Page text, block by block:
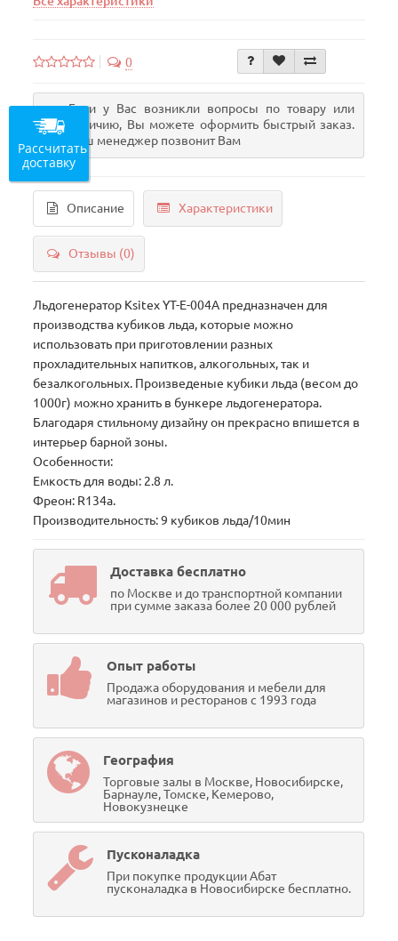
0
Если у Вас возникли вопросы по товару или
наличию, Вы можете оформить быстрый заказ.
Наш менеджер позвонит Вам
Описание Характеристики
Отзывы (0)
Льдогенератор Ksitex YT-E-004A предназначен для
производства кубиков льда, которые можно
использовать при приготовлении разных
прохладительных напитков, алкогольных, так и
безалкогольных. Произведеные кубики льда (весом до
1000г) можно хранить в бункере льдогенератора.
Благодаря стильному дизайну он прекрасно впишется в
интерьер барной зоны.
Особенности:
Емкость для воды: 2.8 л.
Фреон: R134a.
Производительность: 9 кубиков льда/10мин
Доставка бесплатно
по Москве и до транспортной компании
при сумме заказа более 20 000 рублей
Опыт работы
Продажа оборудования и мебели для
магазинов и ресторанов с 1993 года
География
Торговые залы в Москве, Новосибирске,
Барнауле, Томске, Кемерово,
Новокузнецке
Пусконаладка
При покупке продукции Абат
пусконаладка в Новосибирске бесплатно.
Рассчитать
доставку